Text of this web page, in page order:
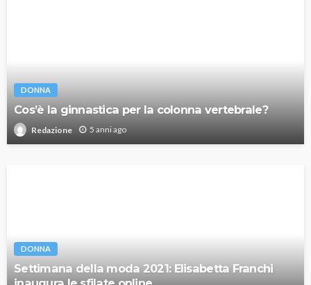
DONNA
Cos’è la ginnastica per la colonna vertebrale?
Redazione 5 anni ago
DONNA
Settimana della moda 2021: Elisabetta Franchi